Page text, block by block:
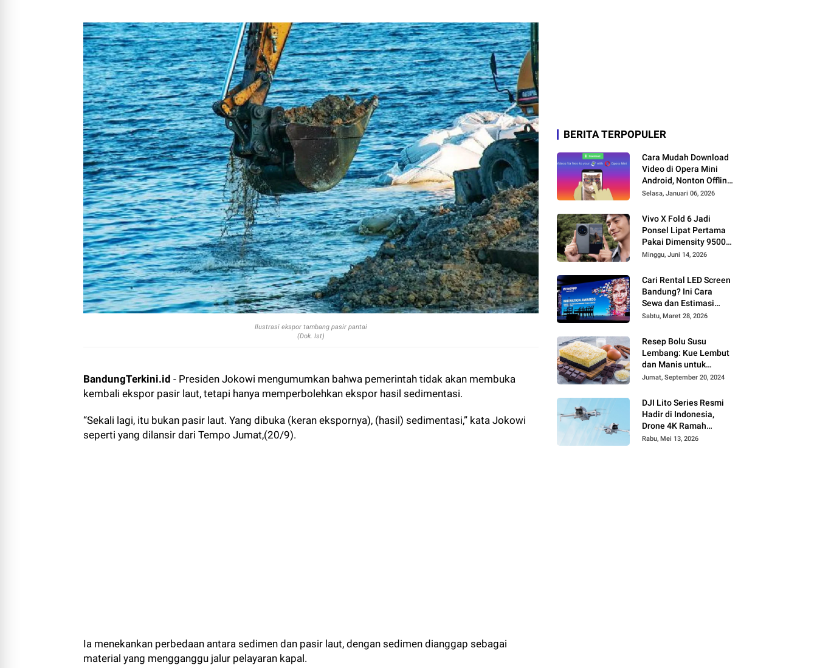
Ilustrasi ekspor tambang pasir pantai
(Dok. Ist)
BandungTerkini.id - Presiden Jokowi mengumumkan bahwa pemerintah tidak akan membuka
kembali ekspor pasir laut, tetapi hanya memperbolehkan ekspor hasil sedimentasi.
“Sekali lagi, itu bukan pasir laut. Yang dibuka (keran ekspornya), (hasil) sedimentasi,” kata Jokowi
seperti yang dilansir dari Tempo Jumat,(20/9).
Ia menekankan perbedaan antara sedimen dan pasir laut, dengan sedimen dianggap sebagai
material yang mengganggu jalur pelayaran kapal.
BERITA TERPOPULER
Cara Mudah Download
Video di Opera Mini
Android, Nonton Offline
Jadi Lebih Praktis
Selasa, Januari 06, 2026
Vivo X Fold 6 Jadi
Ponsel Lipat Pertama
Pakai Dimensity 9500
Super Edition, Hadirkan
Minggu, Juni 14, 2026
Cari Rental LED Screen
Bandung? Ini Cara
Sewa dan Estimasi
Harga Terbarunya!
Sabtu, Maret 28, 2026
Resep Bolu Susu
Lembang: Kue Lembut
dan Manis untuk
Keluarga
Jumat, September 20, 2024
DJI Lito Series Resmi
Hadir di Indonesia,
Drone 4K Ramah
Pemula dengan
Rabu, Mei 13, 2026